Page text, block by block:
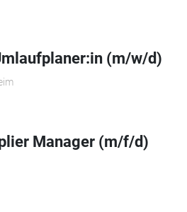
(m/w/d)
Manager (m/f/d)